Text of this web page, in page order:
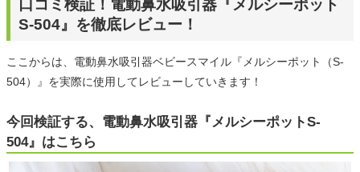
口コミ検証！電動鼻水吸引器『メルシーポット
S-504』を徹底レビュー！
ここからは、電動鼻水吸引器ベビースマイル『メルシーポット（S-
504）』を実際に使用してレビューしていきます！
今回検証する、電動鼻水吸引器『メルシーポットS-
504』はこちら